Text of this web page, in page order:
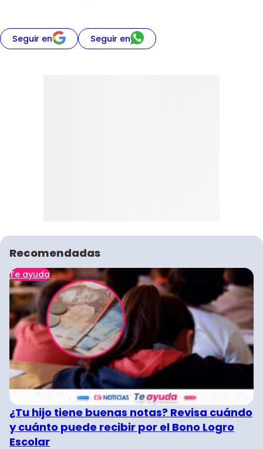
Seguir en Seguir en
Recomendadas
Te ayuda
¿Tu hijo tiene buenas notas? Revisa cuándo
y cuánto puede recibir por el Bono Logro
Escolar